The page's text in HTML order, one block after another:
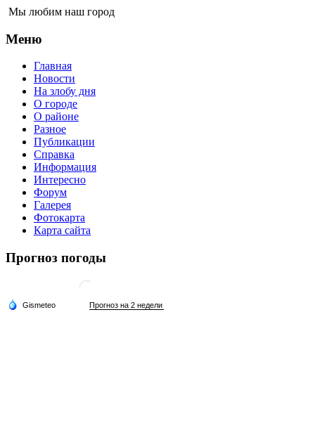
Мы любим наш город
Меню
Главная
Новости
На злобу дня
О городе
О районе
Разное
Публикации
Справка
Информация
Интересно
Форум
Галерея
Фотокарта
Карта сайта
Прогноз погоды